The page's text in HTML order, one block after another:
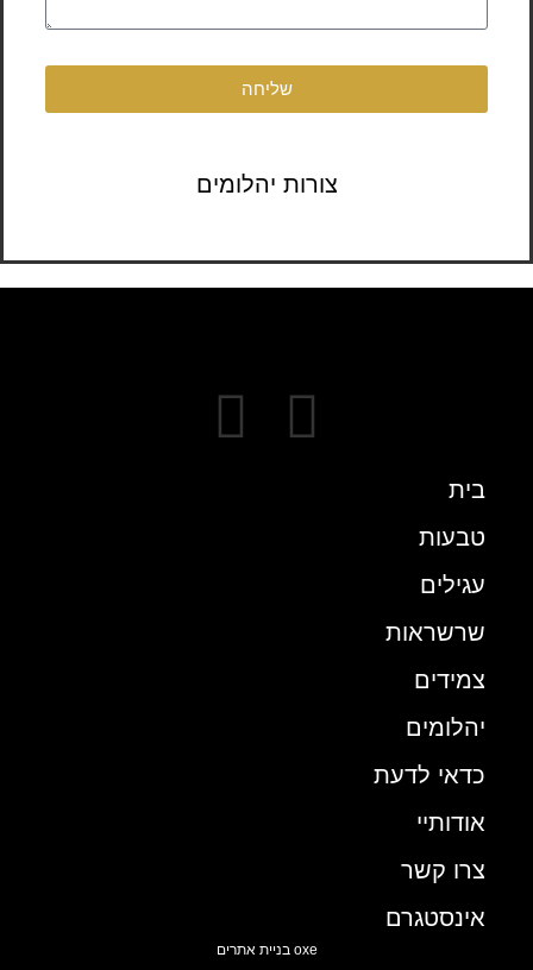
שליחה
צורות יהלומים
בית
טבעות
עגילים
שרשראות
צמידים
יהלומים
כדאי לדעת
אודותיי
צרו קשר
אינסטגרם
oxe בניית אתרים